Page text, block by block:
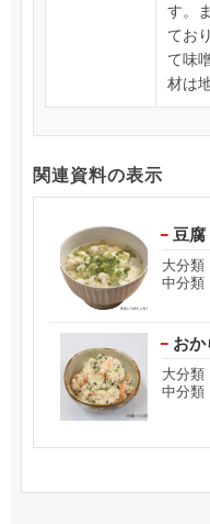
す。
てお
て味
材は
関連資料の表示
豆腐
大分類
中分類
おか
大分類
中分類